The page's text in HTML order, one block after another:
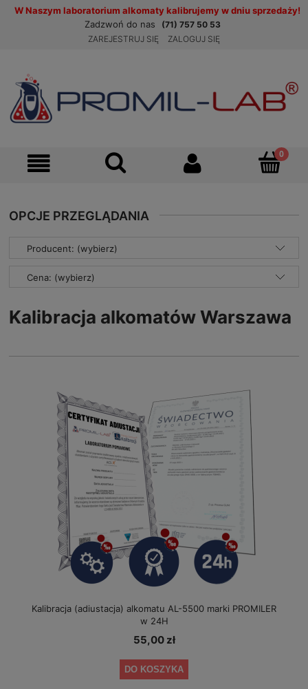
W Naszym laboratorium alkomaty kalibrujemy w dniu sprzedaży!
Zadzwoń do nas
(71) 757 50 53
ZAREJESTRUJ SIĘ
ZALOGUJ SIĘ
OPCJE PRZEGLĄDANIA
Producent: (wybierz)
Cena: (wybierz)
Kalibracja alkomatów Warszawa
Kalibracja (adiustacja) alkomatu AL-5500 marki PROMILER
w 24H
55,00 zł
DO KOSZYKA